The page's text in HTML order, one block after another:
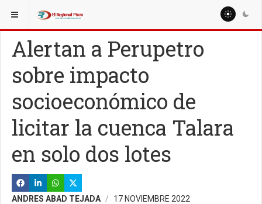
ESTÁ AQUÍ: ESPECIALES
Alertan a Perupetro
sobre impacto
socioeconómico de
licitar la cuenca Talara
en solo dos lotes
ANDRES ABAD TEJADA 17 NOVIEMBRE 2022